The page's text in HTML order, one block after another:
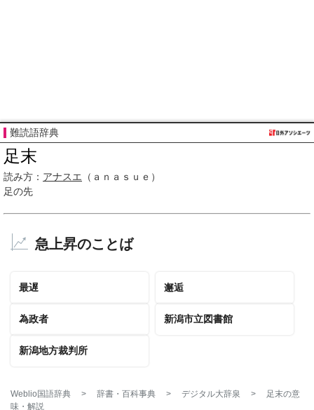
難読語辞典
足末
読み方： アナスエ （ａｎａｓｕｅ）
足の先
急上昇のことば
最遅 邂逅
為政者 新潟市立図書館
新潟地方裁判所
Weblio国語辞典 > 辞書・百科事典 > デジタル大辞泉 > 足末の意
味・解説